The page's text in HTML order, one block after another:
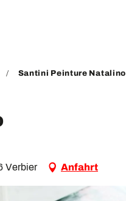
Santini Peinture Natalino
Verbier Anfahrt